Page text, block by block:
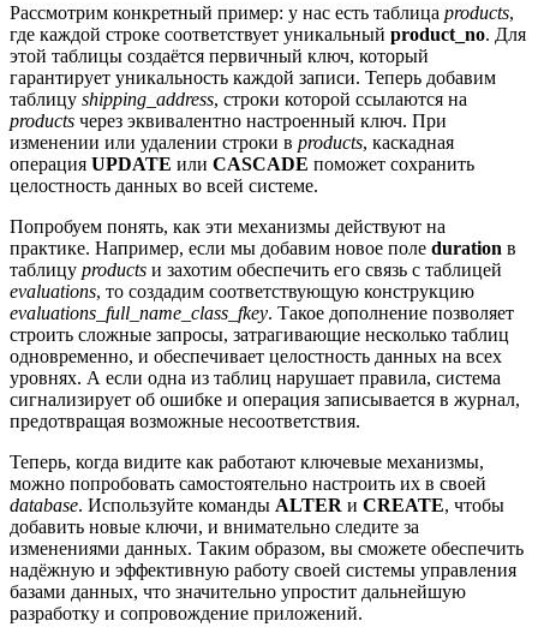
Рассмотрим конкретный пример: у нас есть таблица products,
где каждой строке соответствует уникальный product_no. Для
этой таблицы создаётся первичный ключ, который
гарантирует уникальность каждой записи. Теперь добавим
таблицу shipping_address, строки которой ссылаются на
products через эквивалентно настроенный ключ. При
изменении или удалении строки в products, каскадная
операция UPDATE или CASCADE поможет сохранить
целостность данных во всей системе.
Попробуем понять, как эти механизмы действуют на
практике. Например, если мы добавим новое поле duration в
таблицу products и захотим обеспечить его связь с таблицей
evaluations, то создадим соответствующую конструкцию
evaluations_full_name_class_fkey. Такое дополнение позволяет
строить сложные запросы, затрагивающие несколько таблиц
одновременно, и обеспечивает целостность данных на всех
уровнях. А если одна из таблиц нарушает правила, система
сигнализирует об ошибке и операция записывается в журнал,
предотвращая возможные несоответствия.
Теперь, когда видите как работают ключевые механизмы,
можно попробовать самостоятельно настроить их в своей
database. Используйте команды ALTER и CREATE, чтобы
добавить новые ключи, и внимательно следите за
изменениями данных. Таким образом, вы сможете обеспечить
надёжную и эффективную работу своей системы управления
базами данных, что значительно упростит дальнейшую
разработку и сопровождение приложений.